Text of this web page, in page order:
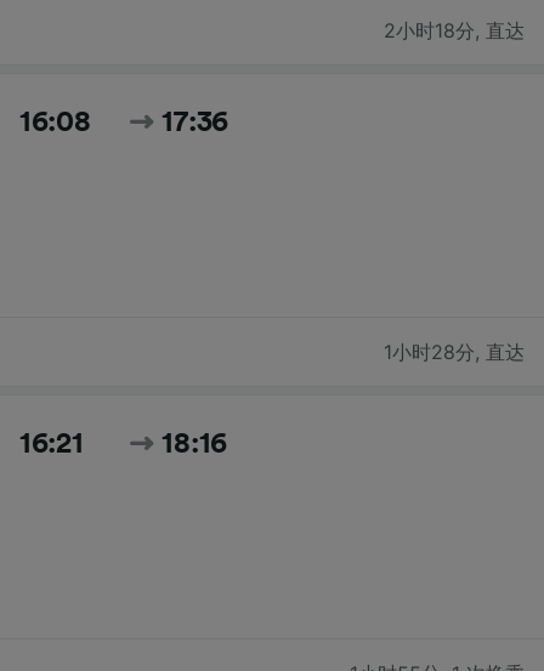
2小时18分, 直达
16:08 17:36
1小时28分, 直达
16:21 18:16